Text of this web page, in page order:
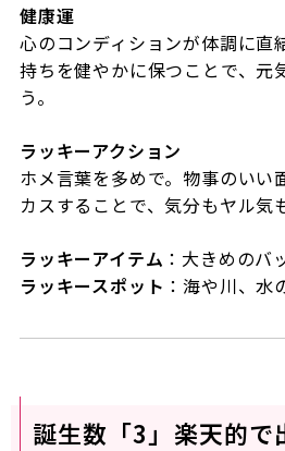
健康運
心のコンディションが体調に直
持ちを健やかに保つことで、元
う。
ラッキーアクション
ホメ言葉を多めで。物事のいい
カスすることで、気分もヤル気
ラッキーアイテム ：大きめのバ
ラッキースポット ：海や川、水
誕生数「3」楽天的で